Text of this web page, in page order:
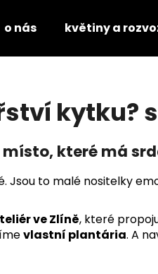
o nás květiny a
kytku?
které má
Jsou to malé nositelky
ve Zlíně, které
vlastní plantária. A